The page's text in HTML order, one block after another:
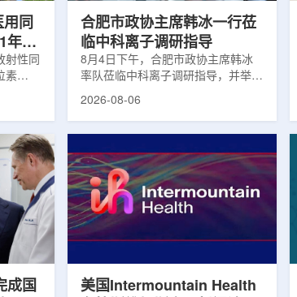
用同
年商
射性同
素
化目
大至
Lu-
场中应
，可用
等疾病
所需
半衰
药物
合肥市政协主席韩冰一行莅
临中科离子调研指导
8月4日下午，合肥市政协主席韩冰
率队莅临中科离子调研指导，并举行
座谈交流。市人大常委会副主任雍凤
中国科学院合肥物质科学研究院副院
长宋云涛，中科离子董事长刘璐，总
经理陈永华，副总经理丁开忠、李
俊、光若怀陪同。韩冰一行详细了解
中科离子产业布局、经营情况，重点
围绕核医疗及高端装备关键技术突
2026-08-06
成国
美国Intermountain Health